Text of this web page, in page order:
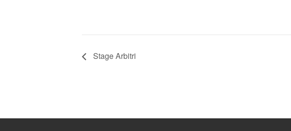
Stage Arbitri